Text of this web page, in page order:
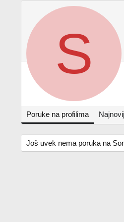
S
Poruke na profilima
Još uvek nema poruka na